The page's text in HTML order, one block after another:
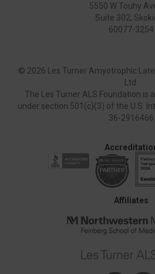
5550 W Touhy
Suite 302;
60077-3254
© 2026 Les Turner Amyotrophic
Ltd.
The Les Turner ALS Foundation is
under section 501(c)(3) of the U.S.
36-2916466
Affiliates